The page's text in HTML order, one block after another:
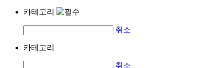
카테고리
취소
카테고리
취소